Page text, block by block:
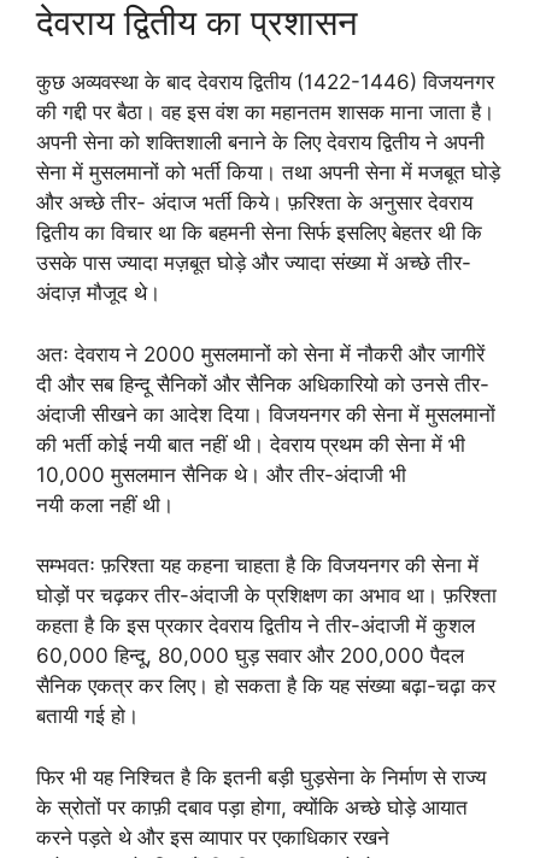
देवराय द्वितीय का प्रशासन
कुछ अव्यवस्था के बाद देवराय द्वितीय (1422-1446) विजयनगर
की गद्दी पर बैठा। वह इस वंश का महानतम शासक माना जाता है।
अपनी सेना को शक्तिशाली बनाने के लिए देवराय द्वितीय ने अपनी
सेना में मुसलमानों को भर्ती किया। तथा अपनी सेना में मजबूत घोड़े
और अच्छे तीर- अंदाज भर्ती किये। फ़रिश्ता के अनुसार देवराय
द्वितीय का विचार था कि बहमनी सेना सिर्फ इसलिए बेहतर थी कि
उसके पास ज्यादा मज़बूत घोड़े और ज्यादा संख्या में अच्छे तीर-
अंदाज़ मौजूद थे।
अतः देवराय ने 2000 मुसलमानों को सेना में नौकरी और जागीरें
दी और सब हिन्दू सैनिकों और सैनिक अधिकारियो को उनसे तीर-
अंदाजी सीखने का आदेश दिया। विजयनगर की सेना में मुसलमानों
की भर्ती कोई नयी बात नहीं थी। देवराय प्रथम की सेना में भी
10,000 मुसलमान सैनिक थे। और तीर-अंदाजी भी
नयी कला नहीं थी।
सम्भवतः फ़रिश्ता यह कहना चाहता है कि विजयनगर की सेना में
घोड़ों पर चढ़कर तीर-अंदाजी के प्रशिक्षण का अभाव था। फ़रिश्ता
कहता है कि इस प्रकार देवराय द्वितीय ने तीर-अंदाजी में कुशल
60,000 हिन्दू, 80,000 घुड़ सवार और 200,000 पैदल
सैनिक एकत्र कर लिए। हो सकता है कि यह संख्या बढ़ा-चढ़ा कर
बतायी गई हो।
फिर भी यह निश्चित है कि इतनी बड़ी घुड़सेना के निर्माण से राज्य
के स्रोतों पर काफ़ी दबाव पड़ा होगा, क्योंकि अच्छे घोड़े आयात
करने पड़ते थे और इस व्यापार पर एकाधिकार रखने